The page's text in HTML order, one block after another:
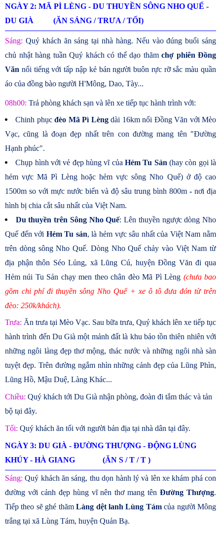
NGÀY 2: MÃ PÌ LÈNG - DU THUYỀN SÔNG NHO QUẾ -
DU GIÀ (ĂN SÁNG / TRƯA / TỐI)
Sáng: Quý khách ăn sáng tại nhà hàng. Nếu vào đúng buổi sáng
chủ nhật hàng tuần Quý khách có thể dạo thăm chợ phiên Đồng
Văn nổi tiếng với tấp nập kẻ bán người buôn rực rỡ sắc màu quần
áo của đồng bào người H'Mông, Dao, Tày...
08h00: Trả phòng khách sạn và lên xe tiếp tục hành trình với:
Chinh phụcđèo Mã Pì Lèngdài 16km nối Đồng Văn với Mèo
Vạc, cũng là đoạn đẹp nhất trên con đường mang tên "Đường
Hạnh phúc".
Chụp hình với vẻ đẹp hùng vĩ củaHẻm Tu Sản(hay còn gọi là
hẻm vực Mã Pì Lèng hoặc hẻm vực sông Nho Quế) ở độ cao
1500m so với mực nước biển và độ sâu trung bình 800m - nơi địa
hình bị chia cắt sâu nhất của Việt Nam.
Du thuyền trên Sông Nho Quế: Lên thuyền ngược dòng Nho
Quế đến với Hẻm Tu sản, là hẻm vực sâu nhất của Việt Nam nằm
trên dòng sông Nho Quế. Dòng Nho Quế chảy vào Việt Nam từ
địa phận thôn Séo Lủng, xã Lũng Cú, huyện Đồng Văn đi qua
Hẻm núi Tu Sản chạy men theo chân đèo Mã Pì Lèng (chưa bao
gồm chi phí đi thuyền sông Nho Quế + xe ô tô đưa đón từ trên
đèo: 250k/khách).
Trưa: Ăn trưa tại Mèo Vạc. Sau bữa trưa, Quý khách lên xe tiếp tục
hành trình đến Du Già một mảnh đất là khu bảo tồn thiên nhiên với
những ngôi làng đẹp thơ mộng, thác nước và những ngôi nhà sàn
tuyệt đẹp. Trên đường ngắm nhìn những cảnh đẹp của Lũng Phìn,
Lũng Hồ, Mậu Duệ, Làng Khác...
Chiều: Quý khách tới Du Già nhận phòng, đoàn đi tắm thác và tản
bộ tại đây.
Tối: Quý khách ăn tối với người bản địa tại nhà dân tại đây.
NGÀY 3: DU GIÀ - ĐƯỜNG THƯỢNG - ĐỘNG LÙNG
KHÚY - HÀ GIANG (ĂN S / T / T )
Sáng: Quý khách ăn sáng, thu dọn hành lý và lên xe khám phá con
đường với cảnh đẹp hùng vĩ nên thơ mang tênĐường Thượng.
Tiếp theo sẽ ghé thămLàng dệt lanh Lùng Támcủa người Mông
trắng tại xã Lùng Tám, huyện Quản Bạ.